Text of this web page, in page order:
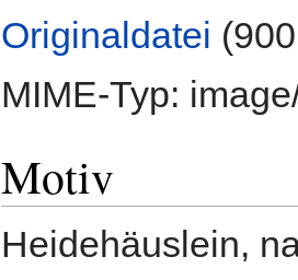
Originaldatei
MIME-Typ:
Motiv
Heidehäuslein,